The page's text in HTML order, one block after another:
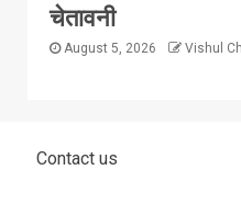
चेतावनी
August 5, 2026 Vishul
Contact us